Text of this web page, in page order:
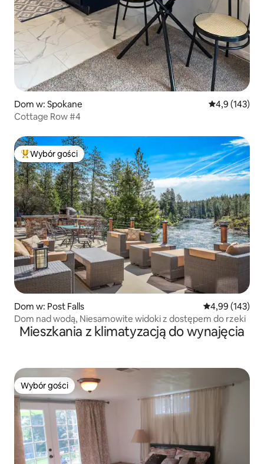
Dom w: Spokane Średnia
4,9 (143)
Cottage Row #4
Najpopularniejsze z kategorii Wybór gości
Wybór gości
Dom w: Post Falls Średnia
4,99 (143)
Dom nad wodą, Niesamowite widoki z dostępem do rzeki
Mieszkania z klimatyzacją do wynajęcia
Wybór gości
Wybór gości